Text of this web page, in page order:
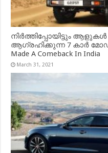
നിർത്തിപ്പോയിട്ടും
ആഗ്രഹിക്കുന്ന 7 കാർ
Made A Comeback In India
March 31, 2021